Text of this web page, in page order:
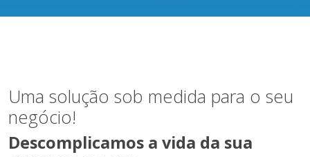
Uma solução sob medida para o seu
negócio!
Descomplicamos a vida da sua